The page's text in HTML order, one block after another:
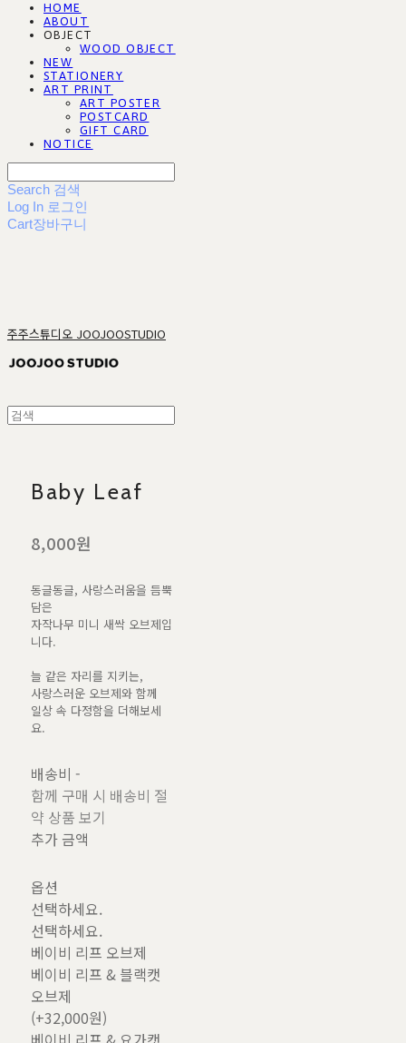
HOME
ABOUT
OBJECT
WOOD OBJECT
NEW
STATIONERY
ART PRINT
ART POSTER
POSTCARD
GIFT CARD
NOTICE
Search 검색
Log In 로그인
Cart장바구니
주주스튜디오 JOOJOOSTUDIO
Baby Leaf
8,000원
동글동글, 사랑스러움을 듬뿍
담은
자작나무 미니 새싹 오브제입
니다.
늘 같은 자리를 지키는,
사랑스러운 오브제와 함께
일상 속 다정함을 더해보세
요.
배송비 -
함께 구매 시 배송비 절
약 상품 보기
추가 금액
옵션
선택하세요.
선택하세요.
베이비 리프 오브제
베이비 리프 & 블랙캣
오브제
(+32,000원)